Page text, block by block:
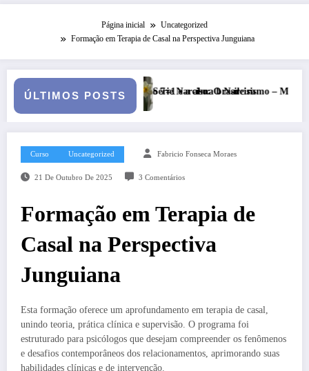
Página inicial
Uncategorized
Formação em Terapia de Casal na Perspectiva Junguiana
ÚLTIMOS POSTS
brasileira
O Narcisismo – Mito e Clínica Shakira – Latinidade e
Curso Uncategorized Fabricio Fonseca Moraes
21 De Outubro De 2025 3 Comentários
Formação em Terapia de
Casal na Perspectiva
Junguiana
Esta formação oferece um aprofundamento em terapia de casal,
unindo teoria, prática clínica e supervisão. O programa foi
estruturado para psicólogos que desejam compreender os fenômenos
e desafios contemporâneos dos relacionamentos, aprimorando suas
habilidades clínicas e de intervenção.